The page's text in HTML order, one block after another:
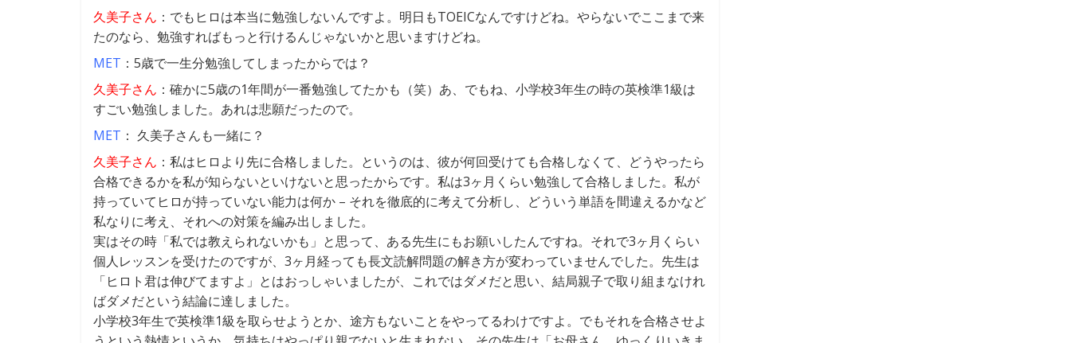
久美子さん ：でもヒロは本当に勉強しないんですよ。明日もTOEICなんですけどね。やらないでここまで来
たのなら、勉強すればもっと行けるんじゃないかと思いますけどね。
MET ：5歳で一生分勉強してしまったからでは？
久美子さん ：確かに5歳の1年間が一番勉強してたかも（笑）あ、でもね、小学校3年生の時の英検準1級は
すごい勉強しました。あれは悲願だったので。
MET ： 久美子さんも一緒に？
久美子さん ：私はヒロより先に合格しました。というのは、彼が何回受けても合格しなくて、どうやったら
合格できるかを私が知らないといけないと思ったからです。私は3ヶ月くらい勉強して合格しました。私が
持っていてヒロが持っていない能力は何か – それを徹底的に考えて分析し、どういう単語を間違えるかなど
私なりに考え、それへの対策を編み出しました。
実はその時「私では教えられないかも」と思って、ある先生にもお願いしたんですね。それで3ヶ月くらい
個人レッスンを受けたのですが、3ヶ月経っても長文読解問題の解き方が変わっていませんでした。先生は
「ヒロト君は伸びてますよ」とはおっしゃいましたが、これではダメだと思い、結局親子で取り組まなけれ
ばダメだという結論に達しました。
小学校3年生で英検準1級を取らせようとか、途方もないことをやってるわけですよ。でもそれを合格させよ